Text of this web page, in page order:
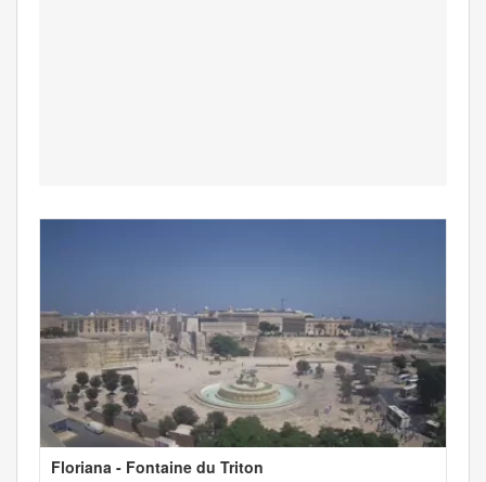
Floriana - Fontaine du Triton